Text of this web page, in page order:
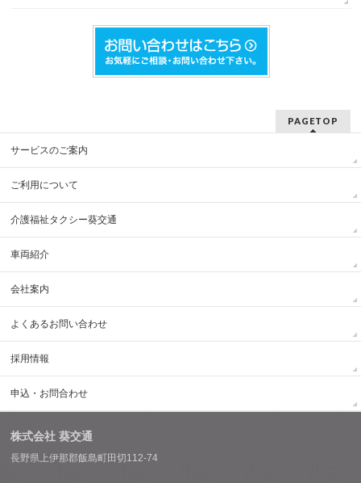
PAGETOP
サービスのご案内
ご利用について
介護福祉タクシー葵交通
車両紹介
会社案内
よくあるお問い合わせ
採用情報
申込・お問合わせ
株式会社 葵交通
長野県上伊那郡飯島町田切112-74